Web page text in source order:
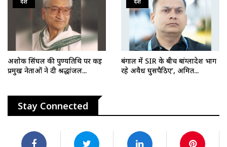
अशोक सिंघल की पुण्यतिथि पर कई
प्रमुख नेताओं ने दी श्रद्धांजल...
बंगाल में SIR के बीच बांग्लादेश भाग
रहे अवैध घुसपैठिए’, अमित...
Stay Connected